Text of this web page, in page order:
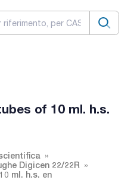
of 10 ml. h.s.
Digicen 22/22R
ml. h.s. en